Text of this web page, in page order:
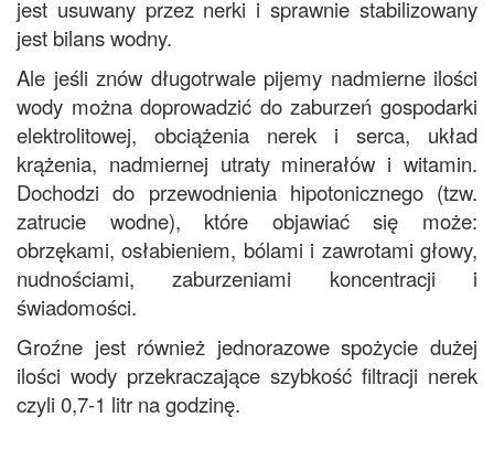
jest usuwany przez nerki i sprawnie stabilizowany
jest bilans wodny.
Ale jeśli znów długotrwale pijemy nadmierne ilości
wody można doprowadzić do zaburzeń gospodarki
elektrolitowej, obciążenia nerek i serca, układ
krążenia, nadmiernej utraty minerałów i witamin.
Dochodzi do przewodnienia hipotonicznego (tzw.
zatrucie wodne), które objawiać się może:
obrzękami, osłabieniem, bólami i zawrotami głowy,
nudnościami, zaburzeniami koncentracji i
świadomości.
Groźne jest również jednorazowe spożycie dużej
ilości wody przekraczające szybkość filtracji nerek
czyli 0,7-1 litr na godzinę.